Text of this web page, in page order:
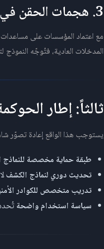
3. هجمات الحقن في أنظمة الذكاء الاصطناعي (Prompt Injection)
مع اعتماد المؤسسات على
المدخلات العادية، فتُوجّه النموذج
ثالثاً: إطار
يستوجب هذا الواقع إعادة تصوّر
طبقة حماية مخصصة للنماذج
تحديث دوري لنماذج الكشفلا
تدريب متخصص للكوادر
سياسة استخدام واضحة